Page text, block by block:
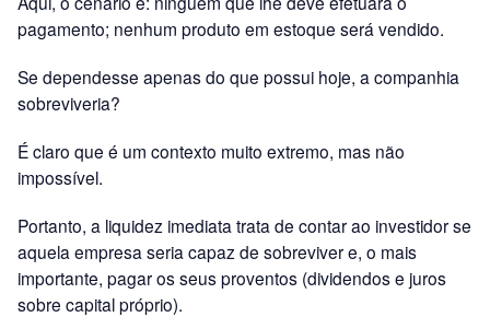
pagamento; nenhum produto em estoque será vendido.
Se dependesse apenas do que possui hoje, a companhia
sobreviveria?
É claro que é um contexto muito extremo, mas não
impossível.
Portanto, a liquidez imediata trata de contar ao investidor se
aquela empresa seria capaz de sobreviver e, o mais
importante, pagar os seus proventos (dividendos e juros
sobre capital próprio).